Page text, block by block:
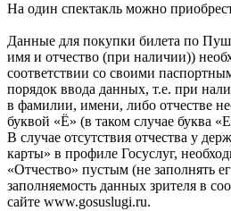
На один спектакль можно
Данные для покупки билета по
имя и отчество (при наличии))
соответствии со своими
порядок ввода данных, т.е. при
в фамилии, имени, либо отчестве
буквой «Ё» (в таком случае буква
В случае отсутствия отчества у
карты» в профиле Госуслуг,
«Отчество» пустым (не заполнять
заполняемость данных зрителя в
сайте www.gosuslugi.ru.